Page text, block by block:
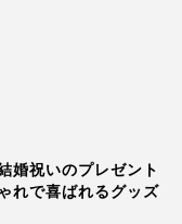
婚祝いのプレゼント
れで喜ばれるグッズ